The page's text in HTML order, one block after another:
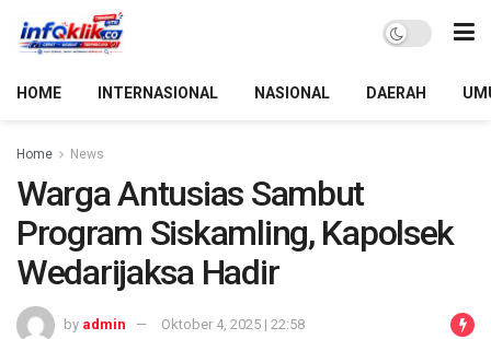
HOME INTERNASIONAL NASIONAL DAERAH
Home News
Warga Antusias Sambut
Program Siskamling, Kapolsek
Wedarijaksa Hadir
by admin Oktober 4, 2025 | 22:58